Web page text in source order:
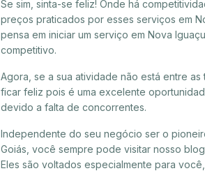
Se sim, sinta-se feliz! Onde há
preços praticados por esses serviços em
pensa em iniciar um serviço em Nova
competitivo.
Agora, se a sua atividade não está entre
ficar feliz pois é uma excelente
devido a falta de concorrentes.
Independente do seu negócio ser o
Goiás, você sempre pode visitar nosso
Eles são voltados especialmente para